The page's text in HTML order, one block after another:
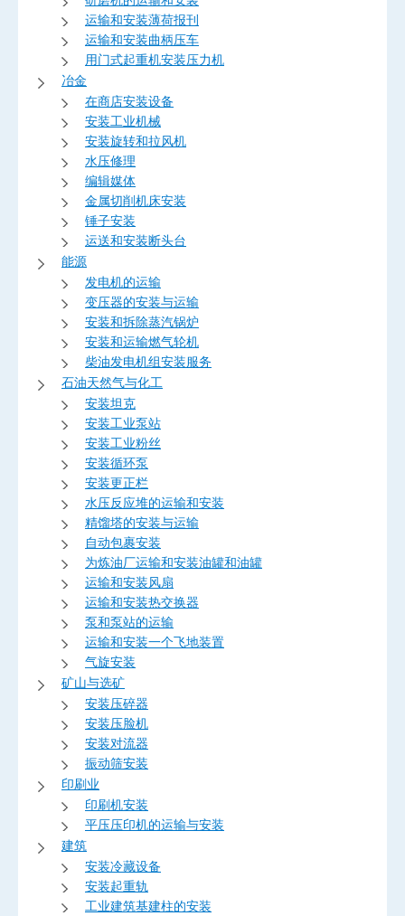
运输和安装薄荷报刊
运输和安装曲柄压车
用门式起重机安装压力机
冶金
在商店安装设备
安装工业机械
安装旋转和拉风机
水压修理
编辑媒体
金属切削机床安装
锤子安装
运送和安装断头台
能源
发电机的运输
变压器的安装与运输
安装和拆除蒸汽锅炉
安装和运输燃气轮机
柴油发电机组安装服务
石油天然气与化工
安装坦克
安装工业泵站
安装工业粉丝
安装循环泵
安装更正栏
水压反应堆的运输和安装
精馏塔的安装与运输
自动包裹安装
为炼油厂运输和安装油罐和油罐
运输和安装风扇
运输和安装热交换器
泵和泵站的运输
运输和安装一个飞地装置
气旋安装
矿山与选矿
安装压碎器
安装压脸机
安装对流器
振动筛安装
印刷业
印刷机安装
平压压印机的运输与安装
建筑
安装冷藏设备
安装起重轨
工业建筑基建柱的安装